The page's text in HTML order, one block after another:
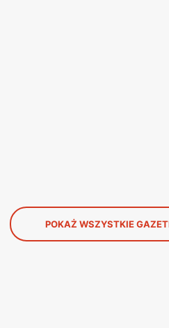
POKAŻ WSZYSTKIE